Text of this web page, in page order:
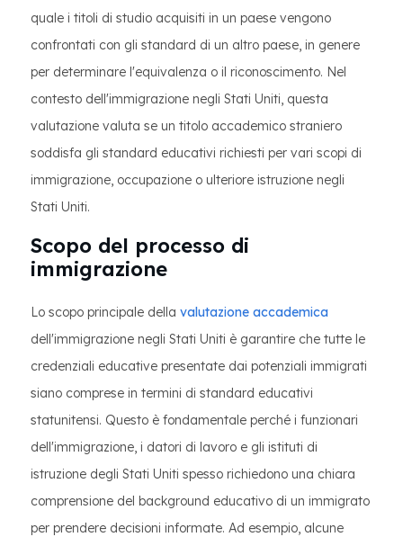
quale i titoli di studio acquisiti in un paese vengono
confrontati con gli standard di un altro paese, in genere
per determinare l'equivalenza o il riconoscimento. Nel
contesto dell'immigrazione negli Stati Uniti, questa
valutazione valuta se un titolo accademico straniero
soddisfa gli standard educativi richiesti per vari scopi di
immigrazione, occupazione o ulteriore istruzione negli
Stati Uniti.
Scopo del processo di
immigrazione
Lo scopo principale della valutazione accademica
dell'immigrazione negli Stati Uniti è garantire che tutte le
credenziali educative presentate dai potenziali immigrati
siano comprese in termini di standard educativi
statunitensi. Questo è fondamentale perché i funzionari
dell'immigrazione, i datori di lavoro e gli istituti di
istruzione degli Stati Uniti spesso richiedono una chiara
comprensione del background educativo di un immigrato
per prendere decisioni informate. Ad esempio, alcune